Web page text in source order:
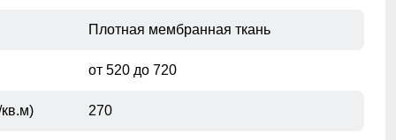
идеально сохраняет тепло вашего тела, не добавляя
Плотная мембранная ткань
от 520 до 720
кв.м) 270